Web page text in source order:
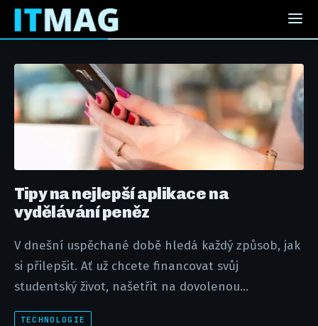
Tipy na nejlepší aplikace na
vydělávání peněz
V dnešní uspěchané době hledá každý způsob, jak
si přilepšit. Ať už chcete financovat svůj
studentský život, našetřit na dovolenou...
TECHNOLOGIE